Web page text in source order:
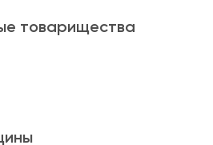
товарищества